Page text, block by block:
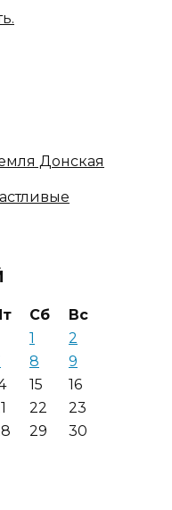
Донская
Сб
Вс
1
2
8
9
15
16
22
23
29
30